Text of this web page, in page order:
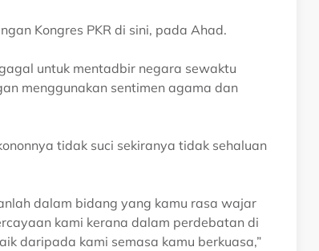
Kongres PKR di sini, pada Ahad.
untuk mentadbir negara sewaktu
menggunakan sentimen agama dan
tidak suci sekiranya tidak sehaluan
dalam bidang yang kamu rasa wajar
kami kerana dalam perdebatan di
daripada kami semasa kamu berkuasa,”